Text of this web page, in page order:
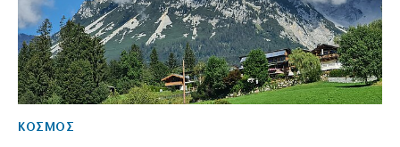
ΚΟΣΜΟΣ